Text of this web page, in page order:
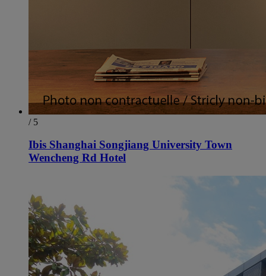
/ 5
Ibis Shanghai Songjiang University Town
Wencheng Rd Hotel